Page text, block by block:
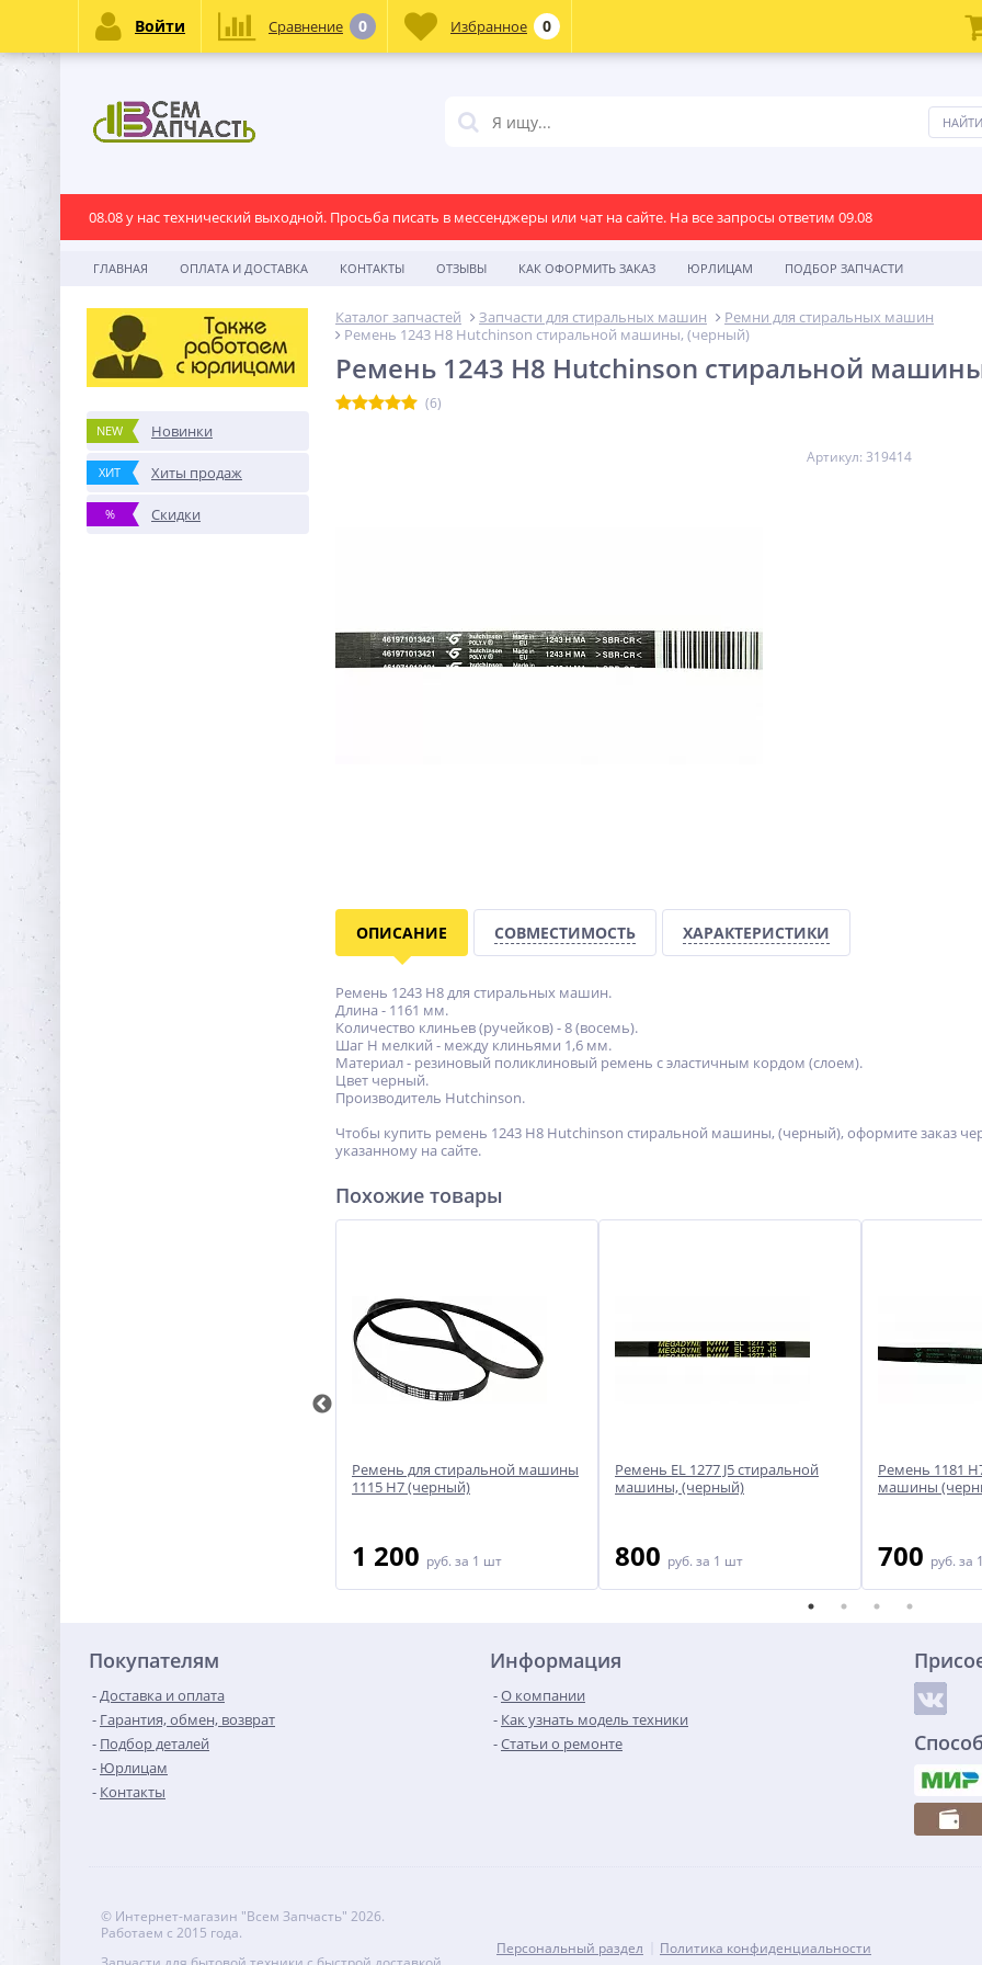
08.08 у нас технический выходной. Просьба писать в мессенджеры или чат на сайте. На все запросы ответим 09.08
ГЛАВНАЯ ОПЛАТА И ДОСТАВКА КОНТАКТЫ ОТЗЫВЫ КАК ОФОРМИТЬ ЗАКАЗ ЮРЛИЦАМ ПОДБОР ЗАПЧАСТИ
NEW Новинки
ХИТ Хиты продаж
% Скидки
Каталог запчастей Запчасти для стиральных машин
Ремни для стиральных машин
Ремень 1243 H8 Hutchinson стиральной машины, (черный)
Ремень 1243 H8 Hutchinson стиральной
(6)
Артикул: 319414
ОПИСАНИЕ СОВМЕСТИМОСТЬ ХАРАКТЕРИСТИКИ
Ремень 1243 H8 для стиральных машин.
Длина - 1161 мм.
Количество клиньев (ручейков) - 8 (восемь).
Шаг H мелкий - между клиньями 1,6 мм.
Материал - резиновый поликлиновый ремень с эластичным кордом (слоем).
Цвет черный.
Производитель Hutchinson.
Чтобы купить ремень 1243 H8 Hutchinson стиральной машины, (черный), оформите заказ
указанному на сайте.
Похожие товары
Ремень для стиральной машины
1115 H7 (черный)
1 200 руб. за 1 шт
Ремень EL 1277 J5 стиральной
машины, (черный)
800 руб. за 1 шт
Ремень 1181
машины
700 руб. за
Покупателям
Доставка и оплата
Гарантия, обмен, возврат
Подбор деталей
Юрлицам
Контакты
Информация
О компании
Как узнать модель техники
Статьи о ремонте
© Интернет-магазин "Всем Запчасть" 2026.
Работаем с 2015 года.
Персональный раздел Политика конфиденциальности
Войти Сравнение 0 Избранное 0